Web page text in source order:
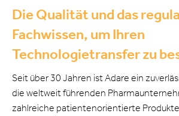
Die Qualität und das
Fachwissen, um Ihren
Technologietransfer zu
Seit über 30 Jahren ist Adare ein
die weltweit führenden
zahlreiche patientenorientierte